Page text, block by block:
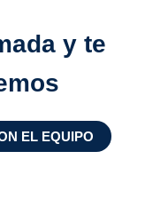
y te
EL EQUIPO